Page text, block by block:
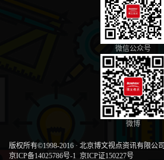
微信公众号
微博
版权所有©1998-2016 · 北京博文视点资讯有限公司
京ICP备14025786号-1 京ICP证150227号